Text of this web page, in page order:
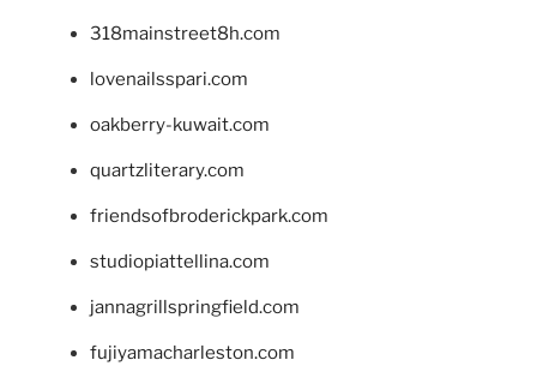
318mainstreet8h.com
lovenailsspari.com
oakberry-kuwait.com
quartzliterary.com
friendsofbroderickpark.com
studiopiattellina.com
jannagrillspringfield.com
fujiyamacharleston.com